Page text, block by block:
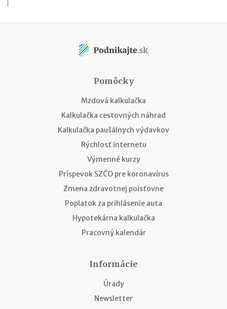
Pomôcky
Mzdová kalkulačka
Kalkulačka cestovných náhrad
Kalkulačka paušálnych výdavkov
Rýchlosť internetu
Výmenné kurzy
Príspevok SZČO pre koronavírus
Zmena zdravotnej poisťovne
Poplatok za prihlásenie auta
Hypotekárna kalkulačka
Pracovný kalendár
Informácie
Úrady
Newsletter